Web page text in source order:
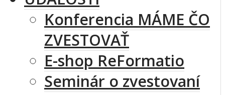
Konferencia MÁME ČO
ZVESTOVAŤ
E-shop ReFormatio
Seminár o zvestovaní